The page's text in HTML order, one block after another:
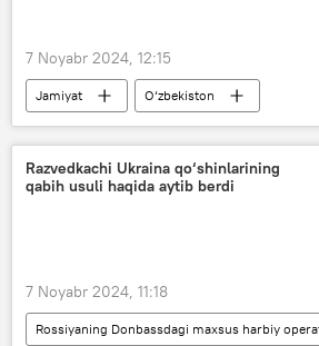
7 Noyabr 2024, 12:15
Jamiyat
O‘zbekiston
Din ishlari bo‘yicha qo‘mita
sammit
Boku
Razvedkachi Ukraina qo‘shinlarining
qabih usuli haqida aytib berdi
7 Noyabr 2024, 11:18